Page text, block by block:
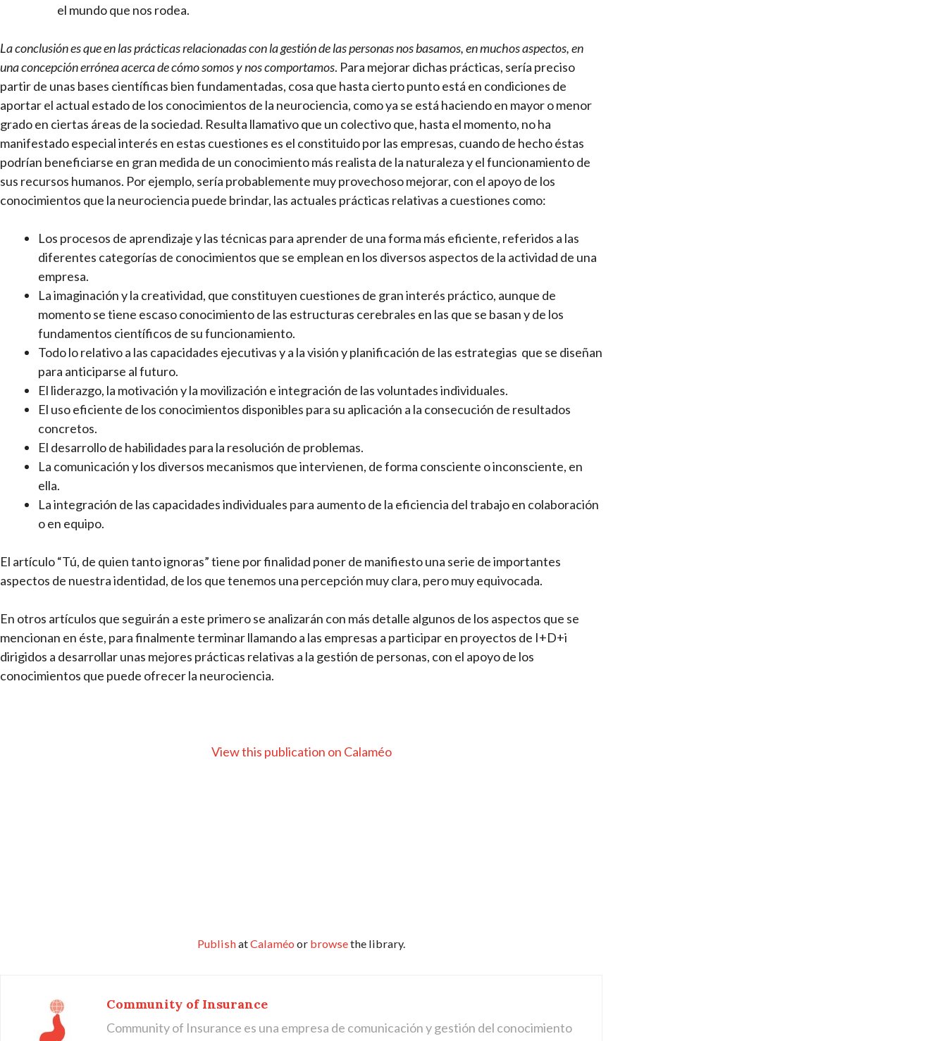
el mundo que nos rodea.
La conclusión es que en las prácticas relacionadas con la gestión de las personas nos basamos, en muchos aspectos, en
una concepción errónea acerca de cómo somos y nos comportamos. Para mejorar dichas prácticas, sería preciso
partir de unas bases científicas bien fundamentadas, cosa que hasta cierto punto está en condiciones de
aportar el actual estado de los conocimientos de la neurociencia, como ya se está haciendo en mayor o menor
grado en ciertas áreas de la sociedad. Resulta llamativo que un colectivo que, hasta el momento, no ha
manifestado especial interés en estas cuestiones es el constituido por las empresas, cuando de hecho éstas
podrían beneficiarse en gran medida de un conocimiento más realista de la naturaleza y el funcionamiento de
sus recursos humanos. Por ejemplo, sería probablemente muy provechoso mejorar, con el apoyo de los
conocimientos que la neurociencia puede brindar, las actuales prácticas relativas a cuestiones como:
Los procesos de aprendizaje y las técnicas para aprender de una forma más eficiente, referidos a las
diferentes categorías de conocimientos que se emplean en los diversos aspectos de la actividad de una
empresa.
La imaginación y la creatividad, que constituyen cuestiones de gran interés práctico, aunque de
momento se tiene escaso conocimiento de las estructuras cerebrales en las que se basan y de los
fundamentos científicos de su funcionamiento.
Todo lo relativo a las capacidades ejecutivas y a la visión y planificación de las estrategias que se diseñan
para anticiparse al futuro.
El liderazgo, la motivación y la movilización e integración de las voluntades individuales.
El uso eficiente de los conocimientos disponibles para su aplicación a la consecución de resultados
concretos.
El desarrollo de habilidades para la resolución de problemas.
La comunicación y los diversos mecanismos que intervienen, de forma consciente o inconsciente, en
ella.
La integración de las capacidades individuales para aumento de la eficiencia del trabajo en colaboración
o en equipo.
El artículo “Tú, de quien tanto ignoras” tiene por finalidad poner de manifiesto una serie de importantes
aspectos de nuestra identidad, de los que tenemos una percepción muy clara, pero muy equivocada.
En otros artículos que seguirán a este primero se analizarán con más detalle algunos de los aspectos que se
mencionan en éste, para finalmente terminar llamando a las empresas a participar en proyectos de I+D+i
dirigidos a desarrollar unas mejores prácticas relativas a la gestión de personas, con el apoyo de los
conocimientos que puede ofrecer la neurociencia.
View this publication on Calaméo
PublishatCalaméo or browsethe library.
Community of Insurance
Community of Insurance es una empresa de comunicación y gestión del conocimiento